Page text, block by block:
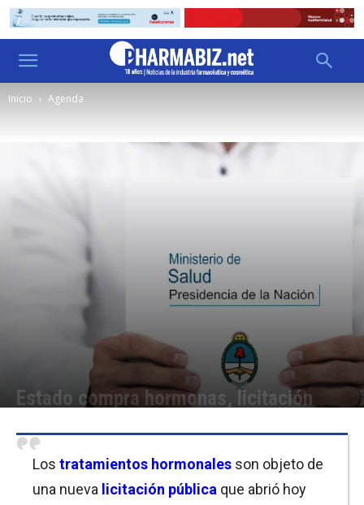
Inicio Agenda
Estado compra hormonas, licitación
07/08/2019 12:45
Los tratamientos hormonales son objeto de
una nueva licitación pública que abrió hoy